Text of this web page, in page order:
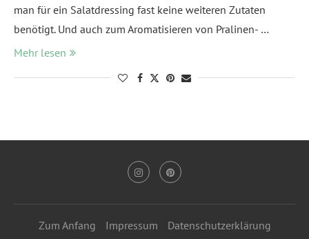
man für ein Salatdressing fast keine weiteren Zutaten
benötigt. Und auch zum Aromatisieren von Pralinen- …
Mehr lesen
Zum Anfang Impressum Datenschutzerklärung